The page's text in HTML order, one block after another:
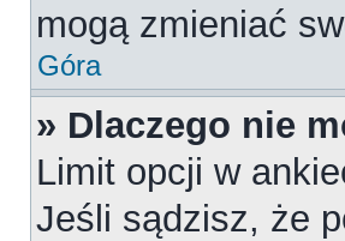
mogą zmieniać
Góra
» Dlaczego nie
Limit opcji w
Jeśli sądzisz, że